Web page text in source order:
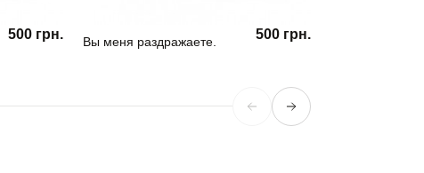
500 грн. Вы меня раздражаете. 500 грн.